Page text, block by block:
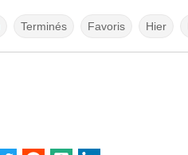
Terminés Favoris Hier